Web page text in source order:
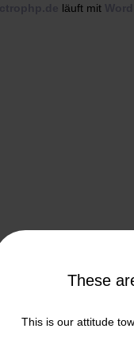
läuft mit
These
This is our attitude